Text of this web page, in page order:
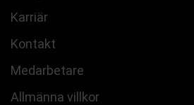
Karriär
Kontakt
Medarbetare
Allmänna villkor